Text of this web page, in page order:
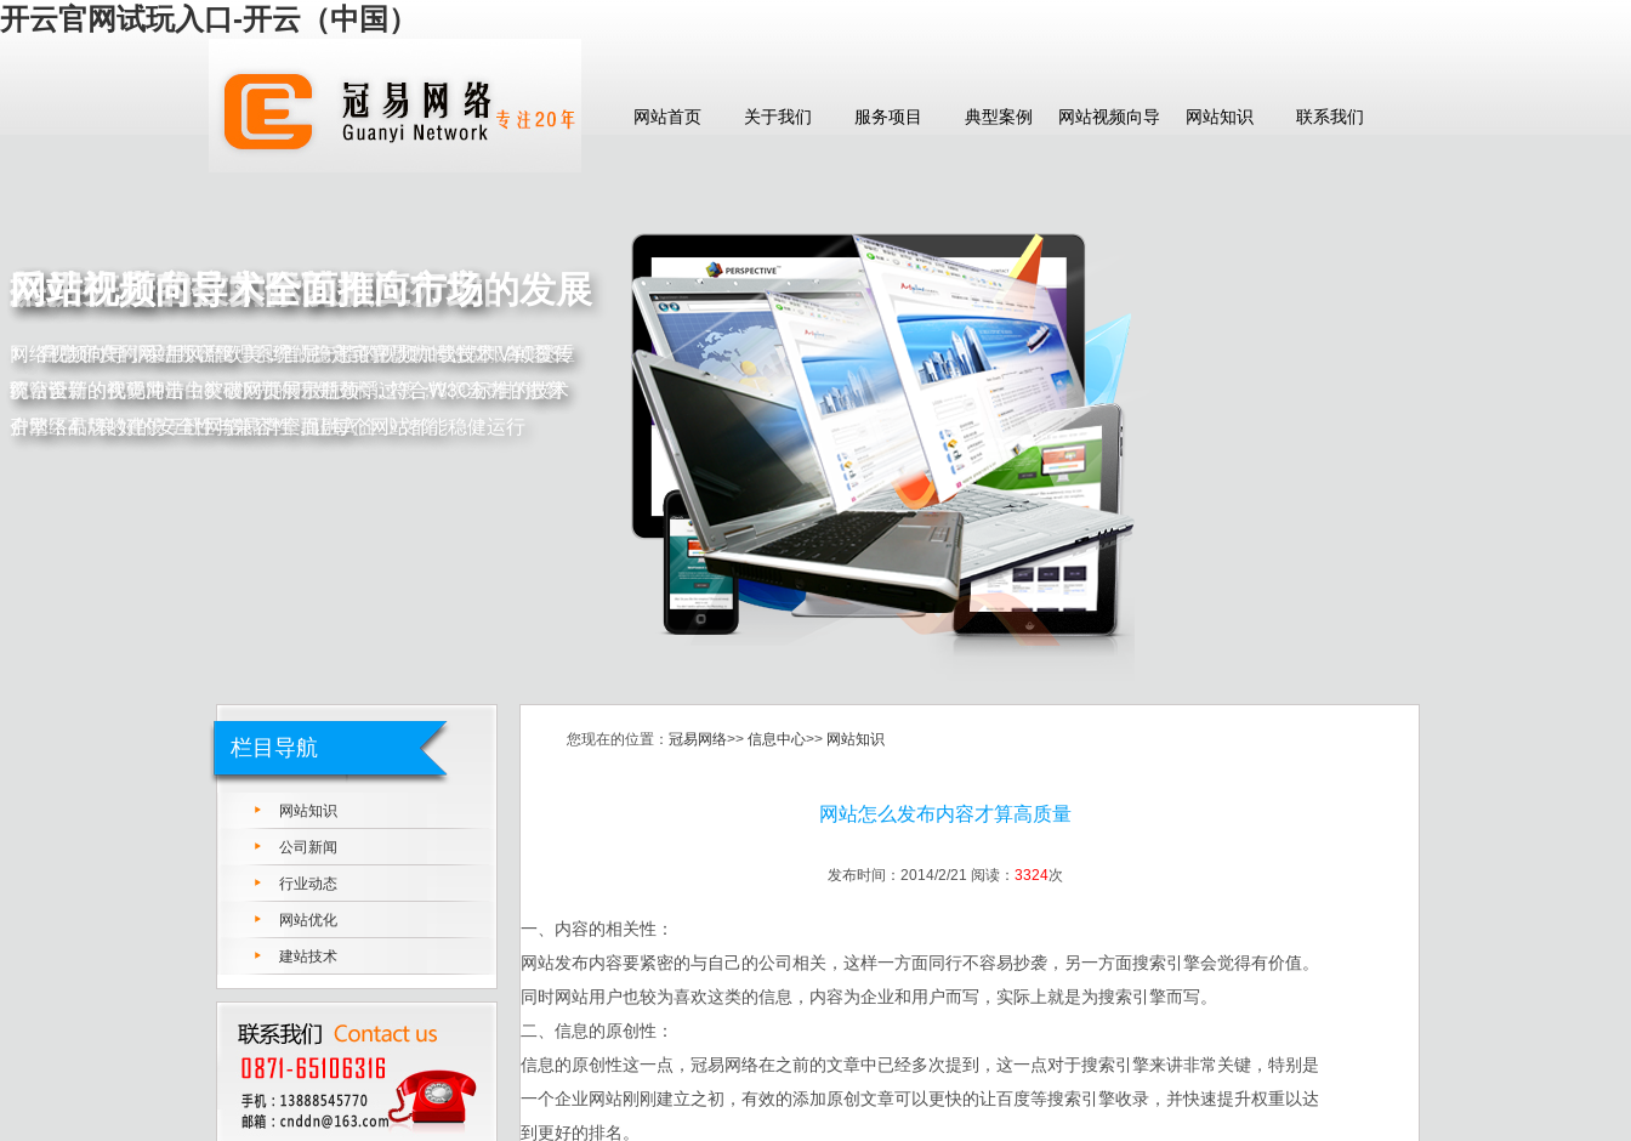
开云官网试玩入口-开云（中国）
网站首页 关于我们 服务项目 典型案例 网站视频向导 网站知识 联系我们
坚持，是我们的优势
1、具有13年网站建设经验，对行业有深入的理解； 2、服务过数
百家以上的企事业单位，有完善的服务体系；3、扎根云南，做符
合地区市场特点的互联网解决方案提供商。
提供符合客户实际的解决方案
1、帮助客户利用好互联网，合理的投入实现最大的收益；2、注重
网站营销，实现网站由被动欣赏向主动营销过渡；3、全力打造客
户网络品牌的建设，让网络品牌全面融入企业文化。
采用先进的技术，以顺应行业的发展
1、自主研发的网站内容管理系统，稳定可靠；2、全部DIV+CSS
前台设计，代码简洁；3、领先的开发技术，符合W3C标准的技术
引擎；4、良好的安全性与兼容性，让每个网站都能稳健运行
网站视频向导，全面推向市场
网络视频向导，采用风靡欧美，首屈一指的视频加载技术，颠覆传
统，全新的视觉冲击，突破网页展示瓶颈，。
栏目导航
网站知识
公司新闻
行业动态
网站优化
建站技术
您现在的位置： 冠易网络>> 信息中心>> 网站知识
网站怎么发布内容才算高质量
发布时间：2014/2/21 阅读： 3324次
一、内容的相关性：
网站发布内容要紧密的与自己的公司相关，这样一方面同行不容易抄袭，另一方面搜索引擎会觉得有价值。
同时网站用户也较为喜欢这类的信息，内容为企业和用户而写，实际上就是为搜索引擎而写。
二、信息的原创性：
信息的原创性这一点，冠易网络在之前的文章中已经多次提到，这一点对于搜索引擎来讲非常关键，特别是
一个企业网站刚刚建立之初，有效的添加原创文章可以更快的让百度等搜索引擎收录，并快速提升权重以达
到更好的排名。